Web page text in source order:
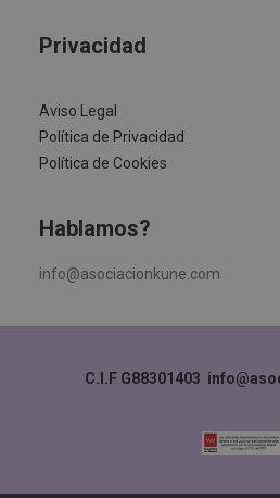
Privacidad
Aviso Legal
Política de Privacidad
Política de Cookies
Hablamos?
info@asociacionkune.com
C.I.F G88301403